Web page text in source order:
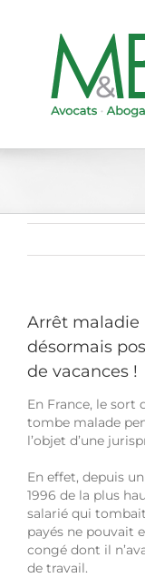
Arrêt maladie
désormais
de vacances !
En France, le sort
tombe malade
l’objet d’une
En effet, depuis
1996 de la plus
salarié qui
payés ne pouvait
congé dont il
de travail.